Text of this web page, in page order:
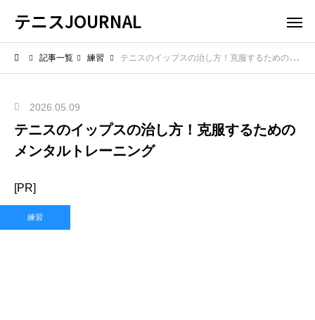
テニスJOURNAL
記事一覧 練習 テニスのイップスの治し方！克服するためのメンタルトレーニング
2026.05.09
テニスのイップスの治し方！克服するための
メンタルトレーニング
[PR]
練習